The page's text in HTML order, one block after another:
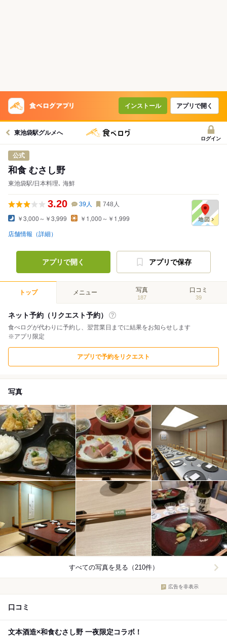
インストール アプリで開く
東池袋駅グルメへ
ログイン
公式
和食 むさし野
東池袋駅/日本料理､ 海鮮
3.20 39人 748 人
￥3,000～￥3,999 ￥1,000～￥1,999
店舗情報（詳細）
アプリで開く アプリで保存
トップ メニュー 写真
187
口コミ
39
ネット予約（リクエスト予約）
食べログが代わりに予約し、翌営業日までに結果をお知らせします
※アプリ限定
アプリで予約をリクエスト
写真
すべての写真を見る（210件）
広告を非表示
口コミ
文本酒造×和食むさし野 一夜限定コラボ！